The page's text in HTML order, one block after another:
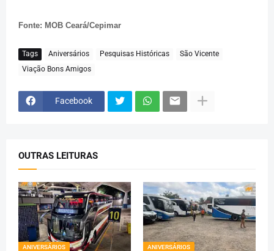
Fonte: MOB Ceará/Cepimar
Tags Aniversários Pesquisas Históricas
São Vicente
Viação Bons Amigos
Facebook
OUTRAS LEITURAS
ANIVERSÁRIOS ANIVERSÁRIOS